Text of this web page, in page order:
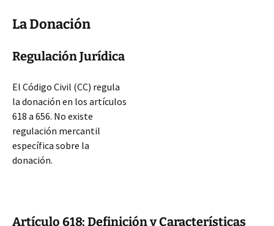
La Donación
Regulación Jurídica
El Código Civil (CC) regula
la donación en los artículos
618 a 656. No existe
regulación mercantil
específica sobre la
donación.
Artículo 618: Definición y Características